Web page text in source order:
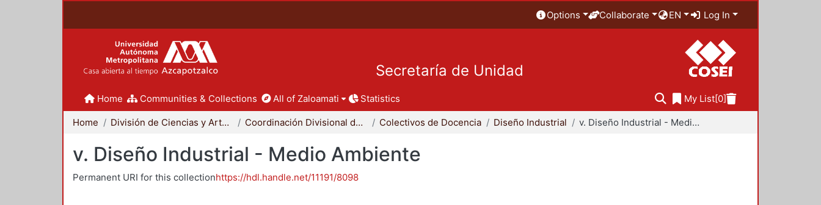
Options Collaborate EN Log In
Secretaría de Unidad
Home Communities & Collections All of Zaloamati Statistics My List[0]
Home División de Ciencias y Artes para el Diseño Coordinación Divisional de Docencia Colectivos de Docencia Diseño Industrial v. Diseño Industrial - Medio Ambiente
v. Diseño Industrial - Medio Ambiente
Permanent URI for this collectionhttps://hdl.handle.net/11191/8098